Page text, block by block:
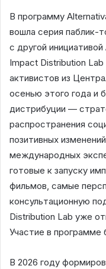
В программу
вошла серия паблик-
с другой
Impact Distribution
активистов из
осенью этого года и
дистрибуции —
распространения
позитивных
международных
готовые к запуску
фильмов, самые
консультационную
Distribution Lab уже
Участие в программе
В 2026 году